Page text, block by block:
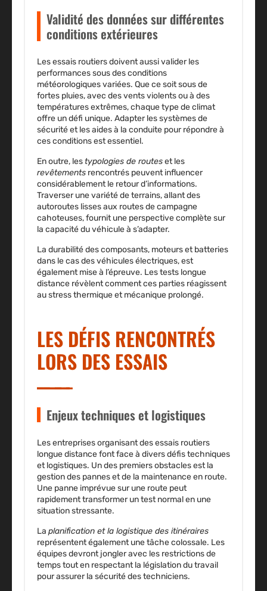
Validité des données sur différentes
conditions extérieures
Les essais routiers doivent aussi valider les
performances sous desconditions
météorologiques variées. Que ce soit sous de
fortes pluies, avec des vents violents ou à des
températures extrêmes, chaque type de climat
offre un défi unique. Adapter les systèmes de
sécurité et les aides à la conduite pour répondre à
ces conditions est essentiel.
En outre, lestypologies de routeset les
revêtements rencontrés peuvent influencer
considérablement le retour d’informations.
Traverser une variété de terrains, allant des
autoroutes lisses aux routes de campagne
cahoteuses, fournit une perspective complète sur
la capacité du véhicule à s’adapter.
La durabilité des composants, moteurs et batteries
dans le cas des véhicules électriques, est
également mise à l’épreuve. Les tests longue
distance révèlent comment ces parties réagissent
au stress thermique et mécanique prolongé.
LES DÉFIS RENCONTRÉS
LORS DES ESSAIS
Enjeux techniques et logistiques
Les entreprises organisant des essais routiers
longue distance font face à divers défis techniques
et logistiques. Un des premiers obstacles est la
gestion des panneset de la maintenance en route.
Une panne imprévue sur une route peut
rapidement transformer un test normal en une
situation stressante.
La planification et la logistique des itinéraires
représentent également une tâche colossale. Les
équipes devront jongler avec les restrictions de
tempstout en respectant la législation du travail
pour assurer la sécurité des techniciens.